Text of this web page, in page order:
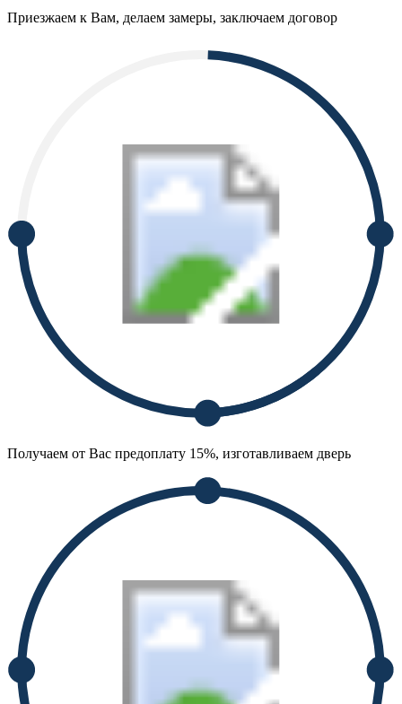
Приезжаем к Вам, делаем замеры, заключаем договор
Получаем от Вас предоплату 15%, изготавливаем дверь